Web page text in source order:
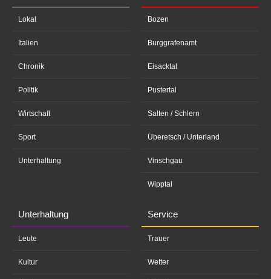
Lokal
Italien
Chronik
Politik
Wirtschaft
Sport
Unterhaltung
Bozen
Burggrafenamt
Eisacktal
Pustertal
Salten / Schlern
Überetsch / Unterland
Vinschgau
Wipptal
Unterhaltung
Leute
Kultur
Service
Trauer
Wetter